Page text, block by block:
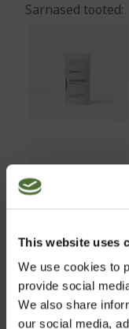
This website uses
We use cookies to
provide social
We also share
our social media,
Sarnased tooted: